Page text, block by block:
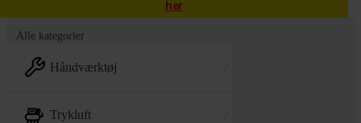
her
Alle kategorier
håndværktøj
trykluft